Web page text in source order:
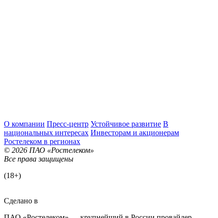
О компании Пресс-центр Устойчивое развитие В
национальных интересах Инвесторам и акционерам
Ростелеком в регионах
© 2026 ПАО «Ростелеком»
Все права защищены
(18+)
Сделано в